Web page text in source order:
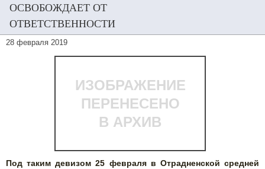
ОСВОБОЖДАЕТ ОТ
ОТВЕТСТВЕННОСТИ
28 февраля 2019
ИЗОБРАЖЕНИЕ
ПЕРЕНЕСЕНО
В АРХИВ
Под таким девизом 25 февраля в Отрадненской средней